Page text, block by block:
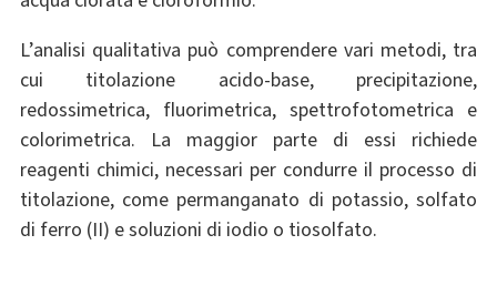
L’analisi qualitativa può comprendere vari metodi, tra
cui titolazione acido-base, precipitazione,
redossimetrica, fluorimetrica, spettrofotometrica e
colorimetrica. La maggior parte di essi richiede
reagenti chimici, necessari per condurre il processo di
titolazione, come permanganato di potassio, solfato
di ferro (II) e soluzioni di iodio o tiosolfato.